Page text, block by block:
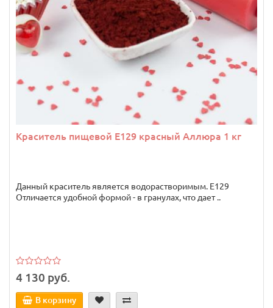
Краситель пищевой E129 красный Аллюра 1 кг
Данный краситель является водорастворимым. Е129
Отличается удобной формой - в гранулах, что дает ..
4 130 руб.
В корзину